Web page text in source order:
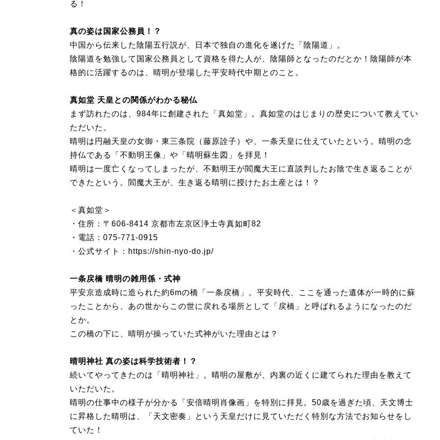
る！
真の姿は国家公務員！？
中国から伝来した陰陽五行説が、日本で独自の進化を遂げた「陰陽道」。
陰陽道を勉強して国家公務員として資格を得た人が、陰陽師となったのだとか！陰陽師が本
格的に活躍するのは、晴明が登場した平安時代中期とのこと。
真如堂 天皇との関係がわかる秘仏
まず訪れたのは、984年に創建された「真如堂」。真如堂のはじまりの歴史について教えてい
ただいた。
晴明は円融天皇の女御・東三条院（藤原詮子）や、一条天皇に仕えていたという。晴明の念
持仏である「不動明王像」や「晴明蘇生図」を拝見！
晴明は一度亡くなってしまったが、不動明王が閻魔大王に直談判したお陰で生き返ることが
できたという。閻魔大王が、生き返る晴明に授けたお土産とは！？
＜真如堂＞
・住所：〒606-8414 京都市左京区浄土寺真如町82
・電話：075-771-0915
・公式サイト：https://shin-nyo-do.jp/
一条戻橋 晴明の雑用係・式神
平安京造成時に造られた約6mの橋「一条戻橋」。平安時代、ここを通った遺体が一時的に蘇
ったことから、あの世からこの世に戻れる場所として「戻橋」と呼ばれるようになったのだ
とか。
この橋の下に、晴明が操っていた式神がいた理由とは？
晴明神社 真の姿は科学技術者！？
続いてやってきたのは「晴明神社」。晴明の屋敷が、内裏の近くに建てられた理由を教えて
いただいた。
晴明の仕事中の様子が分かる「安倍晴明肖像画」を特別に拝見。50歳を過ぎた頃、天文博士
に昇格した晴明は、「天文密奏」という天皇だけに見ていただく特別な方法でお知らせをし
ていた！